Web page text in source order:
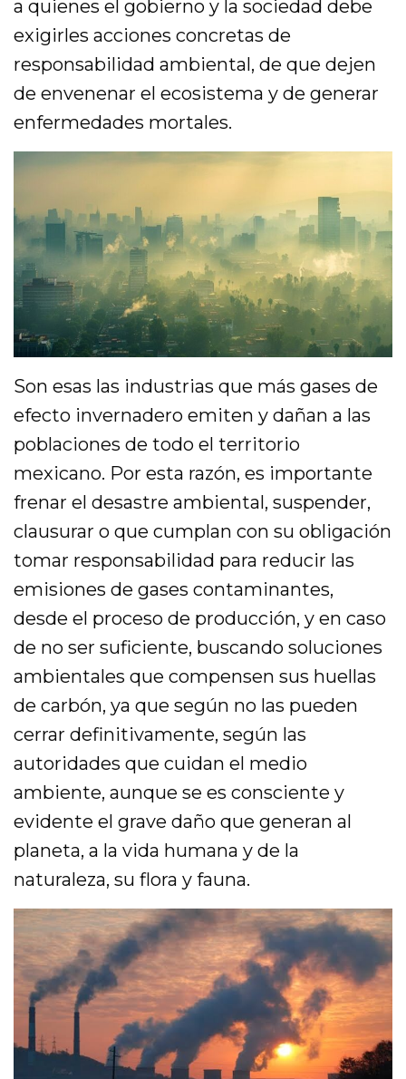
a quienes el gobierno y la sociedad debe
exigirles acciones concretas de
responsabilidad ambiental, de que dejen
de envenenar el ecosistema y de generar
enfermedades mortales.
Son esas las industrias que más gases de
efecto invernadero emiten y dañan a las
poblaciones de todo el territorio
mexicano. Por esta razón, es importante
frenar el desastre ambiental, suspender,
clausurar o que cumplan con su obligación
tomar responsabilidad para reducir las
emisiones de gases contaminantes,
desde el proceso de producción, y en caso
de no ser suficiente, buscando soluciones
ambientales que compensen sus huellas
de carbón, ya que según no las pueden
cerrar definitivamente, según las
autoridades que cuidan el medio
ambiente, aunque se es consciente y
evidente el grave daño que generan al
planeta, a la vida humana y de la
naturaleza, su flora y fauna.